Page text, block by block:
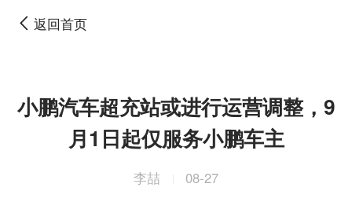
返回首页
小鹏汽车超充站或进行运营调整，9
月1日起仅服务小鹏车主
李喆 08-27